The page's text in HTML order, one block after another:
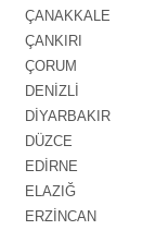
ÇANAKKALE
ÇANKIRI
ÇORUM
DENİZLİ
DİYARBAKIR
DÜZCE
EDİRNE
ELAZIĞ
ERZİNCAN